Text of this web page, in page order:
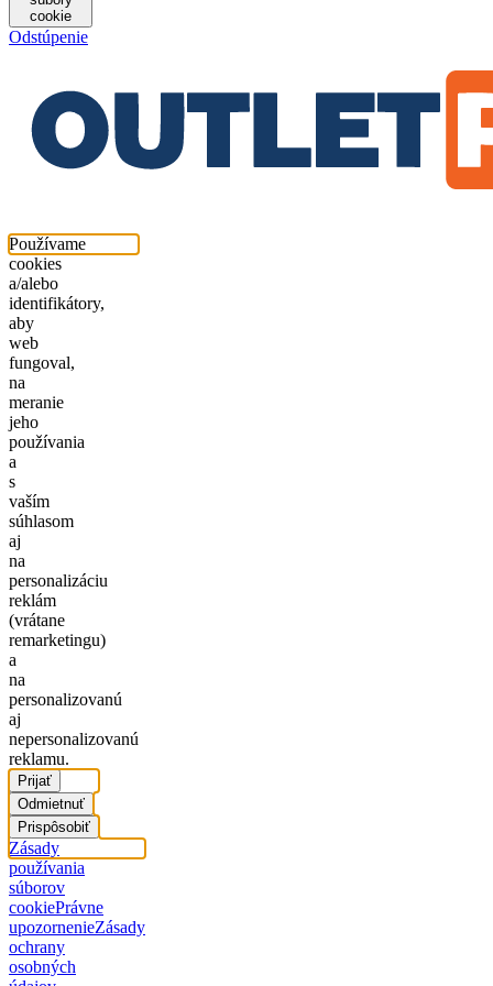
cookie
Odstúpenie
Používame
cookies
a/alebo
identifikátory,
aby
web
fungoval,
na
meranie
jeho
používania
a
s
vaším
súhlasom
aj
na
personalizáciu
reklám
(vrátane
remarketingu)
a
na
personalizovanú
aj
nepersonalizovanú
reklamu.
Prijať
Odmietnuť
Prispôsobiť
Zásady
používania
súborov
cookiePrávne
upozornenieZásady
ochrany
osobných